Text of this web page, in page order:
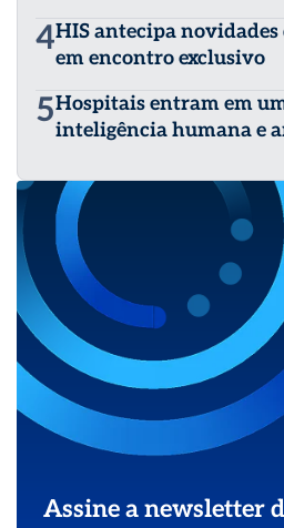
4HIS antecipa
em encontro exclusivo
5Hospitais entram em
inteligência humana e
Assine a newsletter